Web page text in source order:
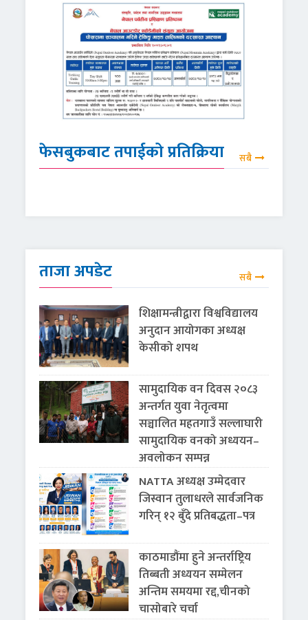
फेसबुकबाट तपाईको प्रतिक्रिया सबै
ताजा अपडेट सबै
शिक्षामन्त्रीद्वारा विश्वविद्यालय
अनुदान आयोगका अध्यक्ष
केसीको शपथ
सामुदायिक वन दिवस २०८३
अन्तर्गत युवा नेतृत्वमा
सञ्चालित महतगाउँ सल्लाघारी
सामुदायिक वनको अध्ययन–
अवलोकन सम्पन्न
NATTA अध्यक्ष उम्मेदवार
जिस्वान तुलाधरले सार्वजनिक
गरिन् १२ बुँदे प्रतिबद्धता–पत्र
काठमाडौंमा हुने अन्तर्राष्ट्रिय
तिब्बती अध्ययन सम्मेलन
अन्तिम समयमा रद्द,चीनको
चासोबारे चर्चा